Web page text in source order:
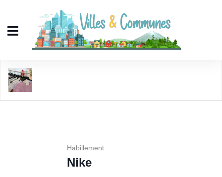
Habillement
Nike